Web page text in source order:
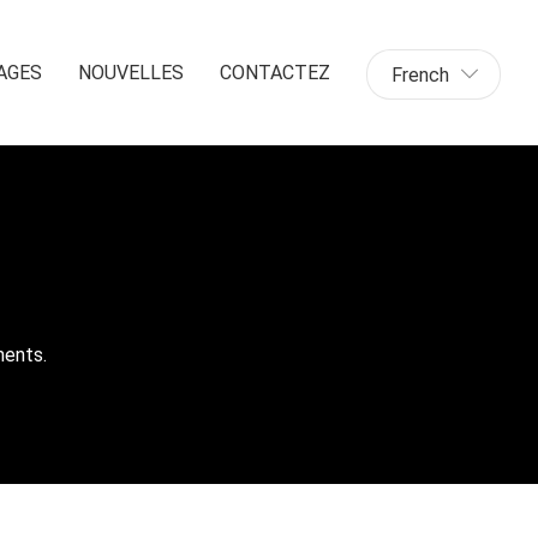
NOUVELLES CONTACTEZ French